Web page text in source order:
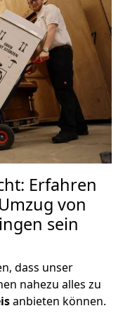
Erfahren
von
sein
dass unser
nahezu alles zu
anbieten können.